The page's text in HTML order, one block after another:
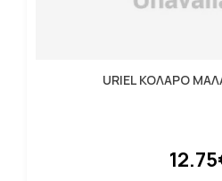
URIEL ΚΟΛΑΡΟ